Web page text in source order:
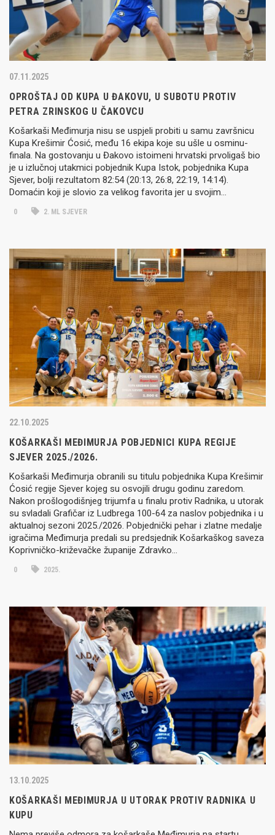
07.11.2025
OPROŠTAJ OD KUPA U ĐAKOVU, U SUBOTU PROTIV
PETRA ZRINSKOG U ČAKOVCU
Košarkaši Međimurja nisu se uspjeli probiti u samu završnicu
Kupa Krešimir Ćosić, među 16 ekipa koje su ušle u osminu-
finala. Na gostovanju u Đakovo istoimeni hrvatski prvoligaš bio
je u izlučnoj utakmici pobjednik Kupa Istok, pobjednika Kupa
Sjever, bolji rezultatom 82:54 (20:13, 26:8, 22:19, 14:14).
Domaćin koji je slovio za velikog favorita jer u svojim…
0 2. ML SJEVER
22.10.2025
KOŠARKAŠI MEĐIMURJA POBJEDNICI KUPA REGIJE
SJEVER 2025./2026.
Košarkaši Međimurja obranili su titulu pobjednika Kupa Krešimir
Ćosić regije Sjever kojeg su osvojili drugu godinu zaredom.
Nakon prošlogodišnjeg trijumfa u finalu protiv Radnika, u utorak
su svladali Grafičar iz Ludbrega 100-64 za naslov pobjednika i u
aktualnoj sezoni 2025./2026. Pobjednički pehar i zlatne medalje
igračima Međimurja predali su predsjednik Košarkaškog saveza
Koprivničko-križevačke županije Zdravko…
0 2025.
13.10.2025
KOŠARKAŠI MEĐIMURJA U UTORAK PROTIV RADNIKA U
KUPU